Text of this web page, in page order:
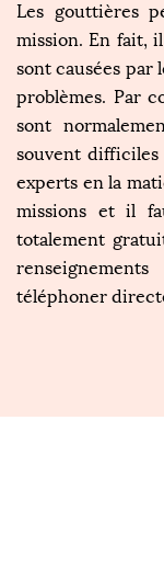
Les gouttières
mission. En fait,
sont causées
problèmes. Par
sont
souvent
experts en la
missions et il
totalement
téléphoner